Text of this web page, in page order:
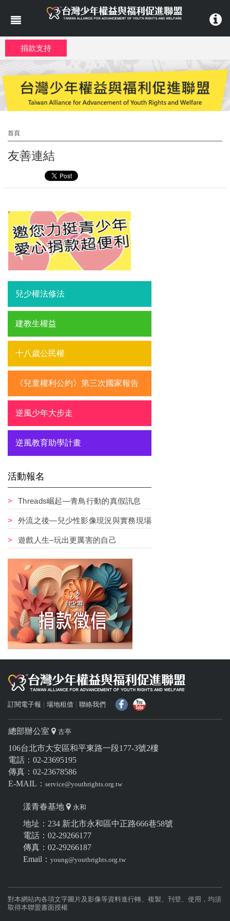
捐款支持
首頁
友善連結
兒少權法修法
建教生權益
十八歲公民權
《兒童權利公約》第三次國家報告
逆風少年大步走
逆風教育助學計畫
活動報名
Threads崛起—青鳥行動的真假訊息
外流之後—兒少性影像現況與實務現場
遊戲人生–玩出更厲害的自己
訂閱電子報 場地租借 聯絡我們
總部辦公室 古亭
106台北市大安區和平東路一段177-3號2樓
電話：02-23695195
傳真：02-23678586
E-MAIL： service@youthrights.org.tw
漾青春基地 永和
地址：234 新北市永和區中正路666巷58號
電話：02-29266177
傳真：02-29266187
Email： young@youthrights.org.tw
對本網站內各項文字圖片及影像等資料進行轉、複製、刊登、使用，均須
取得本聯盟書面授權